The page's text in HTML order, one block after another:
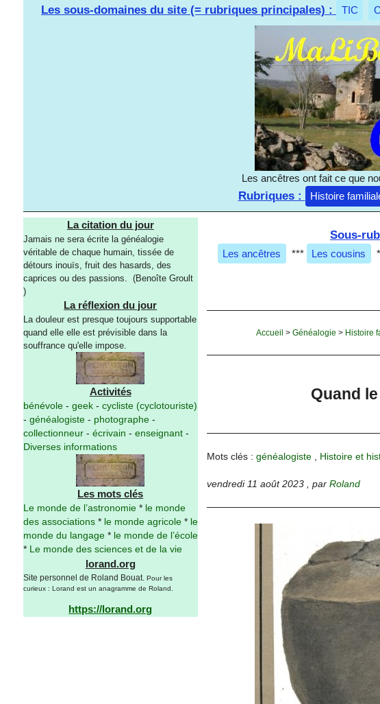
Les sous-domaines du site (= rubriques principales) : TIC
Les ancêtres ont fait ce que
Rubriques : Histoire
La citation du jour
Jamais ne sera écrite la généalogie
véritable de chaque humain, tissée de
détours inouïs, fruit des hasards, des
caprices ou des passions. (Benoîte Groult
)
La réflexion du jour
La douleur est presque toujours supportable
quand elle elle est prévisible dans la
souffrance qu'elle impose.
Activités
bénévole- geek- cycliste (cyclotouriste)
- généalogiste- photographe-
collectionneur- écrivain - enseignant-
Diverses informations
Les mots clés
Le monde de l’astronomie* le monde
des associations* le monde agricole* le
monde du langage* le monde de l’école
*
Le monde des sciences et de la vie
lorand.org
Site personnel de Roland Bouat. Pour les
curieux : Lorand est un anagramme de Roland.
https://lorand.org
Sous-
Les ancêtres *** Les cousins
Accueil >Généalogie > Histoire
Quand
Mots clés : généalogiste, Histoire et
vendredi 11 août 2023 , par Roland